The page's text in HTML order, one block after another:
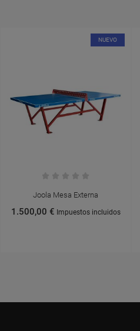
NUEVO
Joola Mesa Externa
1.500,00 € Impuestos incluidos